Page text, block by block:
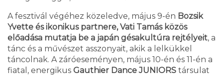
A fesztivál végéhez közeledve, május 9-én Bozsik
Yvette és ikonikus partnere, Vati Tamás közös
előadása mutatja be a japán gésakultúra rejtélyeit, a
tánc és a művészet asszonyait, akik a lelkükkel
táncolnak. A záróeseményen, május 10-én és 11-én a
fiatal, energikus Gauthier Dance JUNIORS társulat